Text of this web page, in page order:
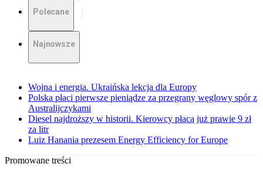
Polecane
Najnowsze
Wojna i energia. Ukraińska lekcja dla Europy
Polska płaci pierwsze pieniądze za przegrany węglowy spór z
Australijczykami
Diesel najdroższy w historii. Kierowcy płacą już prawie 9 zł
za litr
Luiz Hanania prezesem Energy Efficiency for Europe
Promowane treści